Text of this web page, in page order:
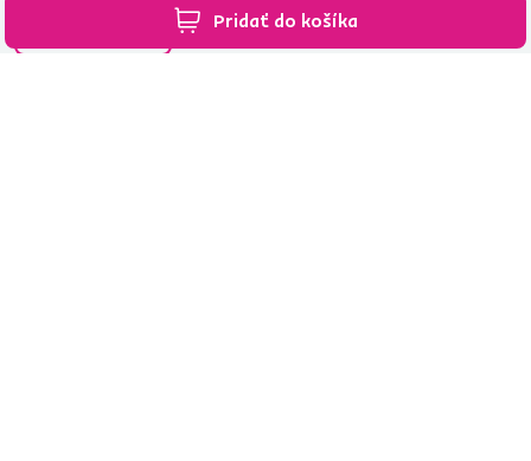
Pridať do košíka